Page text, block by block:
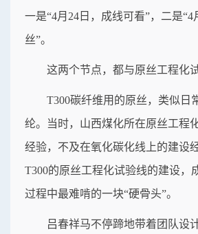
一是“4月24日，成线可看”，二是“4
丝”。
这两个节点，都与原丝工程化
T300碳纤维用的原丝，类似日
纶。当时，山西煤化所在原丝工程
经验，不及在氧化碳化线上的建设
T300的原丝工程化试验线的建设，
过程中最难啃的一块“硬骨头”。
吕春祥马不停蹄地带着团队设